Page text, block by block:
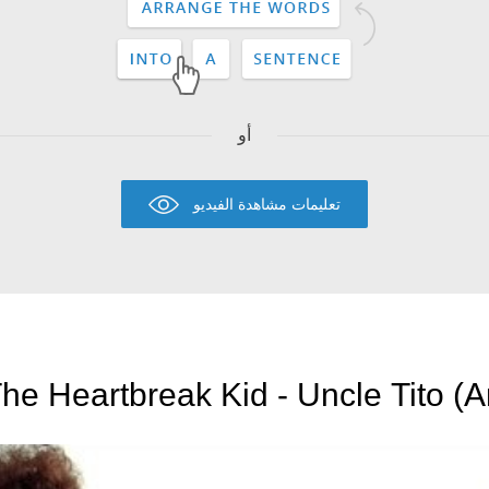
أو
تعليمات مشاهدة الفيديو
Heartbreak Kid - Uncle Tito